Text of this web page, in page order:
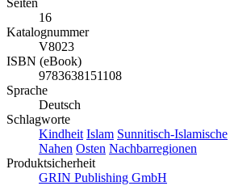
Seiten
16
Katalognummer
V8023
ISBN (eBook)
9783638151108
Sprache
Deutsch
Schlagworte
Kindheit Islam Sunnitisch-Islamische
Nahen Osten Nachbarregionen
Produktsicherheit
GRIN Publishing GmbH